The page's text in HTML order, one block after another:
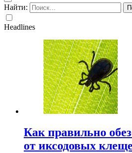
Найти:
Headlines
Как правильно
от иксодовых